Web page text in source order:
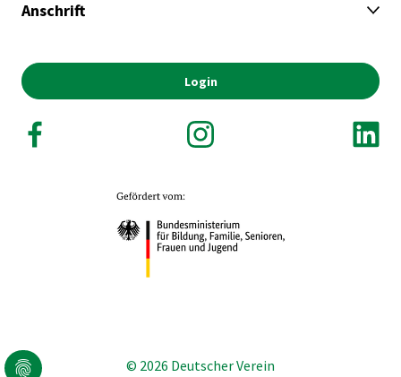
Anschrift
Login
© 2026 Deutscher Verein